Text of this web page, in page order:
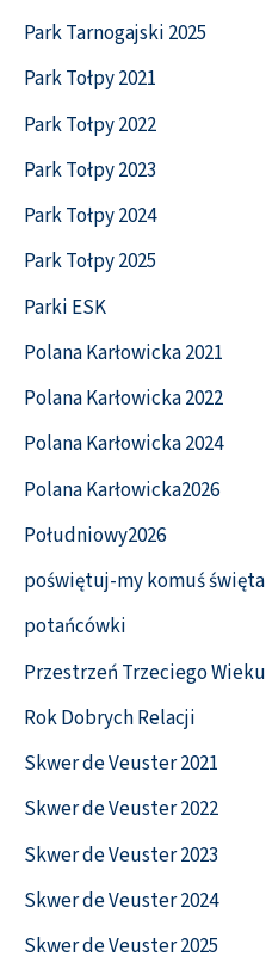
Park Tarnogajski 2025
Park Tołpy 2021
Park Tołpy 2022
Park Tołpy 2023
Park Tołpy 2024
Park Tołpy 2025
Parki ESK
Polana Karłowicka 2021
Polana Karłowicka 2022
Polana Karłowicka 2024
Polana Karłowicka2026
Południowy2026
poświętuj-my komuś święta
potańcówki
Przestrzeń Trzeciego Wieku
Rok Dobrych Relacji
Skwer de Veuster 2021
Skwer de Veuster 2022
Skwer de Veuster 2023
Skwer de Veuster 2024
Skwer de Veuster 2025